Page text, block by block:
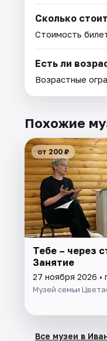
Сколько
Стоимость
Есть ли
Возрастные
Похожие
от 200 ₽
Тебе – через
Занятие
27 ноября 2026 •
Музей семьи
Все музеи в